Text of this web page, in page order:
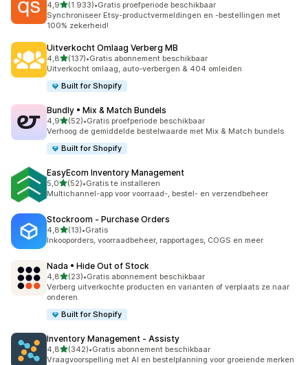
4,9van 5 sterren
(1.933)
1933 recensies in totaal
•Gratis proefperiode beschikbaar
Synchroniseer Etsy-productvermeldingen en -bestellingen met
100% zekerheid!
Uitverkocht Omlaag Verberg MB
4,8van 5 sterren
(137)
137 recensies in totaal
•Gratis abonnement beschikbaar
Uitverkocht omlaag, auto-verbergen & 404 omleiden
Built for Shopify
Bundly • Mix & Match Bundels
4,9van 5 sterren
(52)
52 recensies in totaal
•Gratis proefperiode beschikbaar
Verhoog de gemiddelde bestelwaarde met Mix & Match bundels
Built for Shopify
EasyEcom Inventory Management
5,0van 5 sterren
(52)
52 recensies in totaal
•Gratis te installeren
Multichannel-app voor voorraad-, bestel- en verzendbeheer
Stockroom ‑ Purchase Orders
4,8van 5 sterren
(13)
13 recensies in totaal
•Gratis
Inkooporders, voorraadbeheer, rapportages, COGS en meer
Nada • Hide Out of Stock
4,8van 5 sterren
(23)
23 recensies in totaal
•Gratis abonnement beschikbaar
Verberg uitverkochte producten en varianten of verplaats ze naar
onderen.
Built for Shopify
Inventory Management ‑ Assisty
4,8van 5 sterren
(342)
342 recensies in totaal
•Gratis abonnement beschikbaar
Vraagvoorspelling met AI en bestelplanning voor groeiende merken